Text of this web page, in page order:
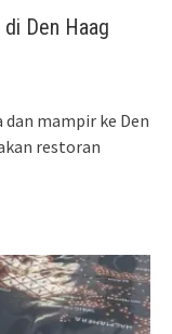
Den Haag
mampir ke Den
restoran